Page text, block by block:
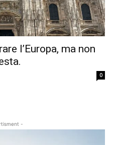
l’Europa, ma non
0
-